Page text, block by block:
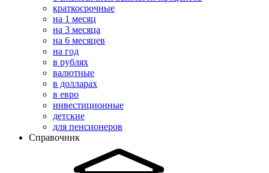
краткосрочные
на 1 месяц
на 3 месяца
на 6 месяцев
на год
в рублях
валютные
в долларах
в евро
инвестиционные
детские
для пенсионеров
Справочник